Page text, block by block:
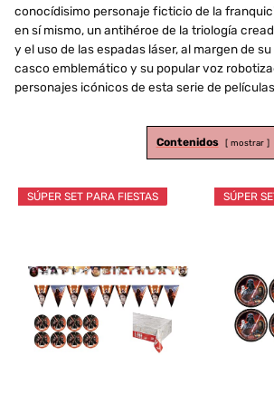
conocídisimo personaje ficticio de la
en sí mismo, un antihéroe de la triología
y el uso de las espadas láser, al margen de
casco emblemático y su popular voz
personajes icónicos de esta serie de
Contenidos mostrar
SÚPER SET PARA FIESTAS SÚPER